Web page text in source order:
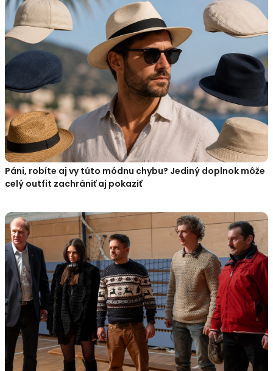
Páni, robíte aj vy túto módnu chybu? Jediný doplnok môže
celý outfit zachrániť aj pokaziť